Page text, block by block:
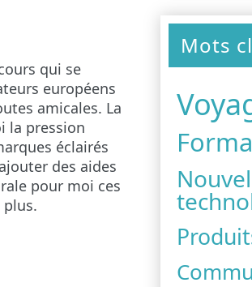
qui se
européens
amicales. La
la pression
éclairés
des aides
pour moi ces
Mots